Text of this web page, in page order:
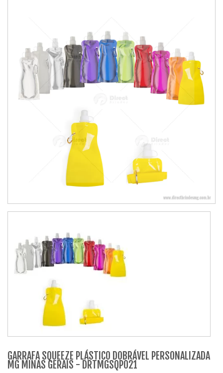
GARRAFA SQUEEZE PLÁSTICO DOBRÁVEL PERSONALIZADA
MG MINAS GERAIS - DRTMGSQP021